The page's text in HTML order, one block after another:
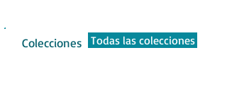
Colecciones Todas las colecciones